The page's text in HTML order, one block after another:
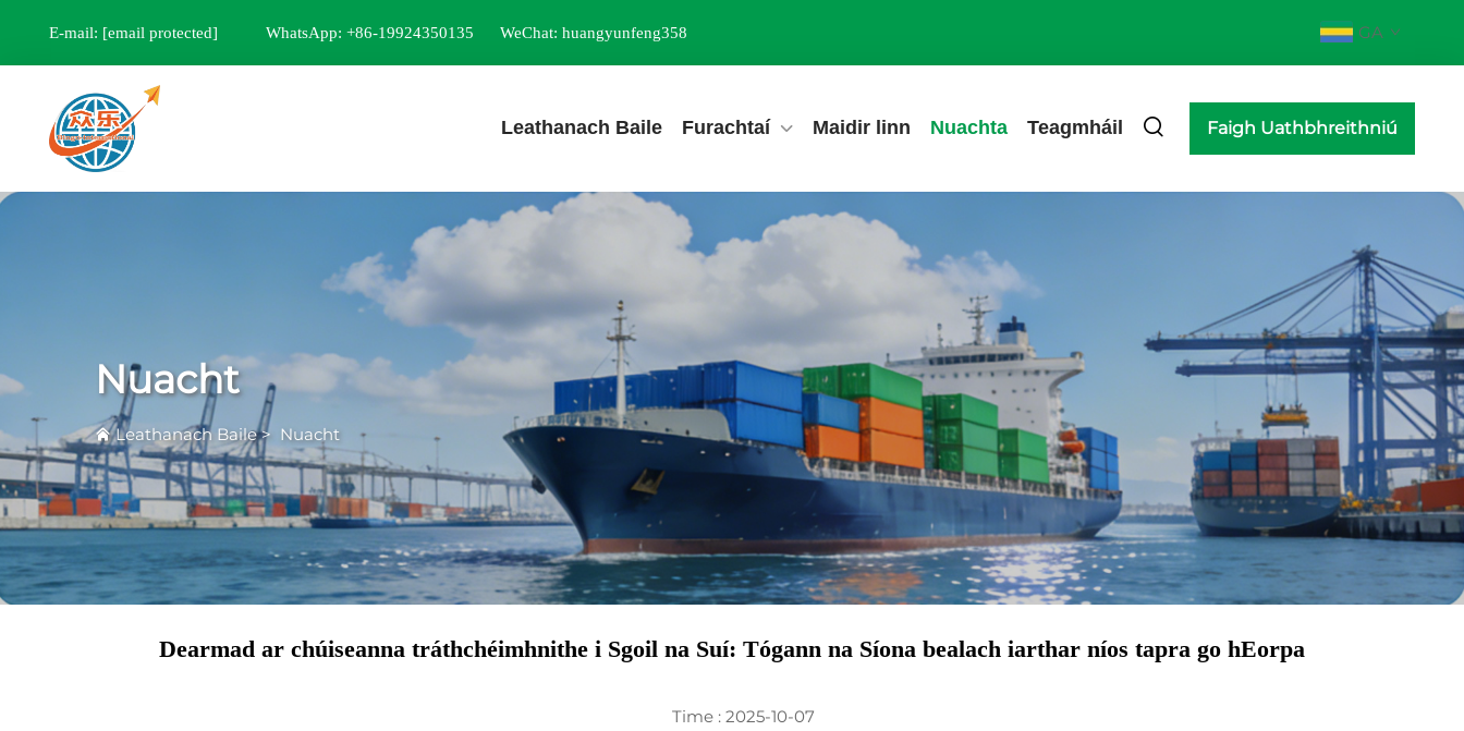
E-mail: [email protected] WhatsApp: +86-19924350135 WeChat: huangyunfeng358 GA
Leathanach Baile Furachtaí Maidir linn Nuachta Teagmháil Faigh Uathbhreithniú
Nuacht
Leathanach Baile> Nuacht
Dearmad ar chúiseanna tráthchéimhnithe i Sgoil na Suí: Tógann na Síona bealach iarthar níos tapra go hEorpa
Time : 2025-10-07